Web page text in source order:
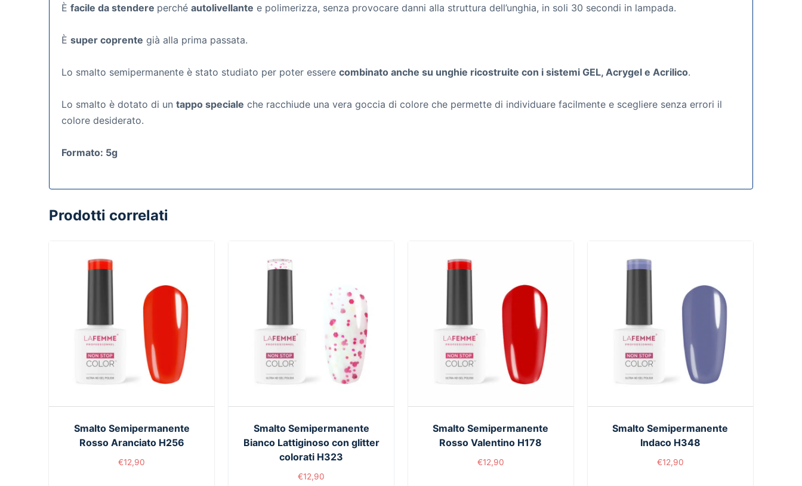
È facile da stendere perché autolivellante e polimerizza, senza provocare danni alla struttura dell’unghia, in soli 30 secondi in lampada.
È super coprente già alla prima passata.
Lo smalto semipermanente è stato studiato per poter essere combinato anche su unghie ricostruite con i sistemi GEL, Acrygel e Acrilico.
Lo smalto è dotato di un tappo speciale che racchiude una vera goccia di colore che permette di individuare facilmente e scegliere senza errori il
colore desiderato.
Formato: 5g
Prodotti correlati
Smalto Semipermanente
Rosso Aranciato H256
€12,90
Smalto Semipermanente
Bianco Lattiginoso con glitter
colorati H323
€12,90
Smalto Semipermanente
Rosso Valentino H178
€12,90
Smalto Semipermanente
Indaco H348
€12,90